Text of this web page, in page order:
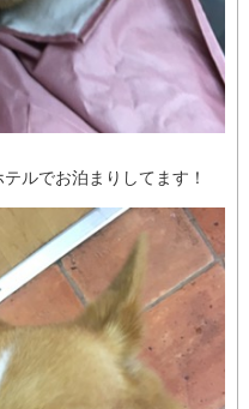
ルでお泊まりしてます！